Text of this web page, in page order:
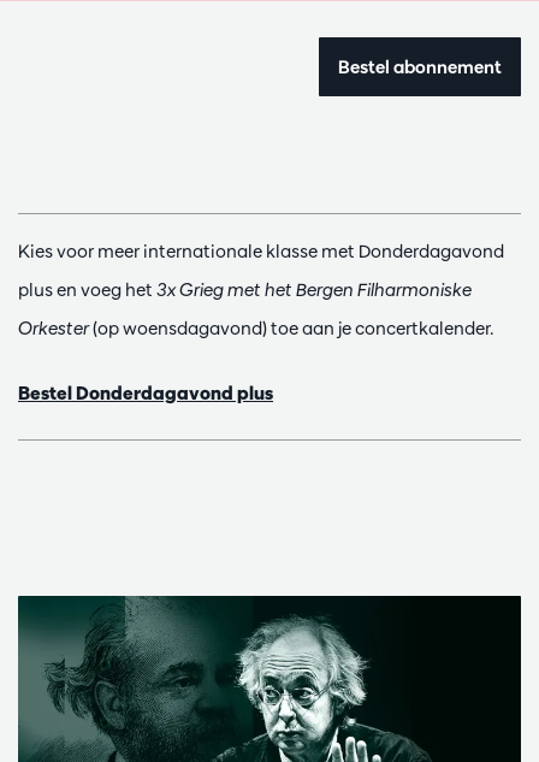
Bestel abonnement
Kies voor meer internationale klasse met Donderdagavond
plus en voeg het 3x Grieg met het Bergen Filharmoniske
Orkester(op woensdagavond) toe aan je concertkalender.
Bestel Donderdagavond plus